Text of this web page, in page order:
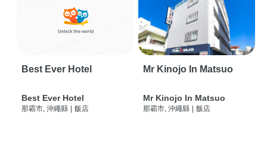
Best Ever Hotel
Best Ever Hotel
那霸市, 沖繩縣 飯店
Mr Kinojo In Matsuo
Mr Kinojo In Matsuo
那霸市, 沖繩縣 飯店